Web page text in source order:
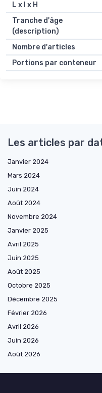
L x l x H
Tranche d'âge
(description)
Nombre d'articles
Portions par conteneur
Les articles par
Janvier 2024
Mars 2024
Juin 2024
Août 2024
Novembre 2024
Janvier 2025
Avril 2025
Juin 2025
Août 2025
Octobre 2025
Décembre 2025
Février 2026
Avril 2026
Juin 2026
Août 2026